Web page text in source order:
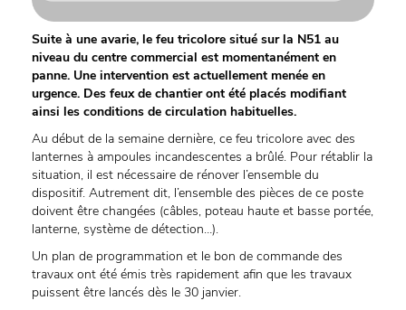
Suite à une avarie, le feu tricolore situé sur la N51 au
niveau du centre commercial est momentanément en
panne. Une intervention est actuellement menée en
urgence. Des feux de chantier ont été placés modifiant
ainsi les conditions de circulation habituelles.
Au début de la semaine dernière, ce feu tricolore avec des
lanternes à ampoules incandescentes a brûlé. Pour rétablir la
situation, il est nécessaire de rénover l’ensemble du
dispositif. Autrement dit, l’ensemble des pièces de ce poste
doivent être changées (câbles, poteau haute et basse portée,
lanterne, système de détection…).
Un plan de programmation et le bon de commande des
travaux ont été émis très rapidement afin que les travaux
puissent être lancés dès le 30 janvier.